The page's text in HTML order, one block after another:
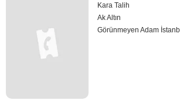
Kara Talih
Ak Altın
Görünmeyen Adam